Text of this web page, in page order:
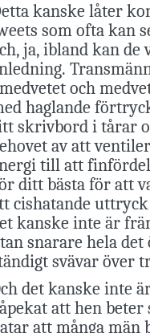
kanske låter
som ofta kan
ja, ibland kan de
och
haglande
skrivbord i tårar
av att
till att
ditt bästa för att
cishatande
kanske inte är
snarare hela det
svävar över
det kanske inte
att hen
att många män